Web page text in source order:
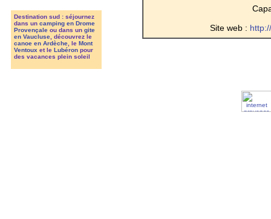
Destination sud : séjournez
dans un camping en Drome
Provençaleou dans un gite
en Vaucluse, découvrez le
canoe en Ardèche, le Mont
Ventoux et le Lubéronpour
des vacances plein soleil
Site web :